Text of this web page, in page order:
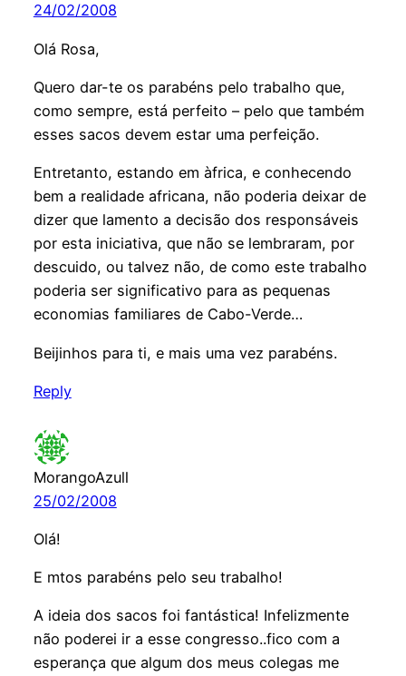
24/02/2008
Olá Rosa,
Quero dar-te os parabéns pelo trabalho que,
como sempre, está perfeito – pelo que também
esses sacos devem estar uma perfeição.
Entretanto, estando em àfrica, e conhecendo
bem a realidade africana, não poderia deixar de
dizer que lamento a decisão dos responsáveis
por esta iniciativa, que não se lembraram, por
descuido, ou talvez não, de como este trabalho
poderia ser significativo para as pequenas
economias familiares de Cabo-Verde…
Beijinhos para ti, e mais uma vez parabéns.
Reply
MorangoAzull
25/02/2008
Olá!
E mtos parabéns pelo seu trabalho!
A ideia dos sacos foi fantástica! Infelizmente
não poderei ir a esse congresso..fico com a
esperança que algum dos meus colegas me